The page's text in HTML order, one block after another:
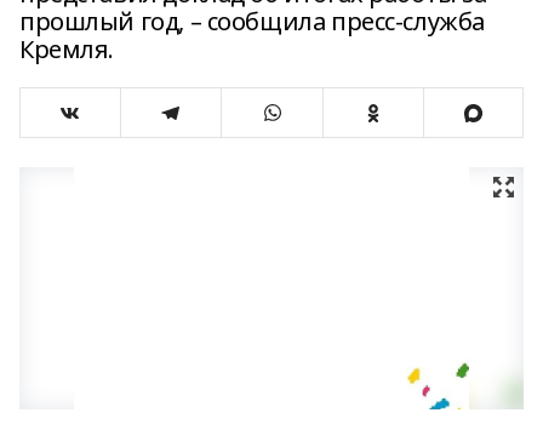
прошлый год, – сообщила пресс-служба
Кремля.